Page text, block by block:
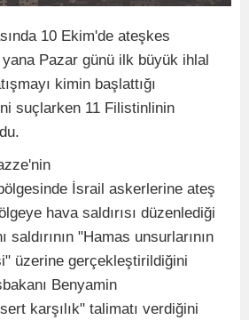
10 Ekim'de ateşkes
Pazar günü ilk büyük ihlal
kimin başlattığı
suçlarken 11 Filistinlinin
İsrail askerlerine ateş
hava saldırısı düzenlediği
saldırının "Hamas unsurlarının
üzerine gerçekleştirildiğini
Benyamin
karşılık" talimatı verdiğini